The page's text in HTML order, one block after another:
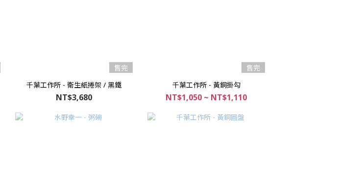
售完
千葉工作所 - 衛生紙捲架 / 黑鐵
NT$3,680
售完
千葉工作所 - 黃銅掛勾
NT$1,050 ~ NT$1,110